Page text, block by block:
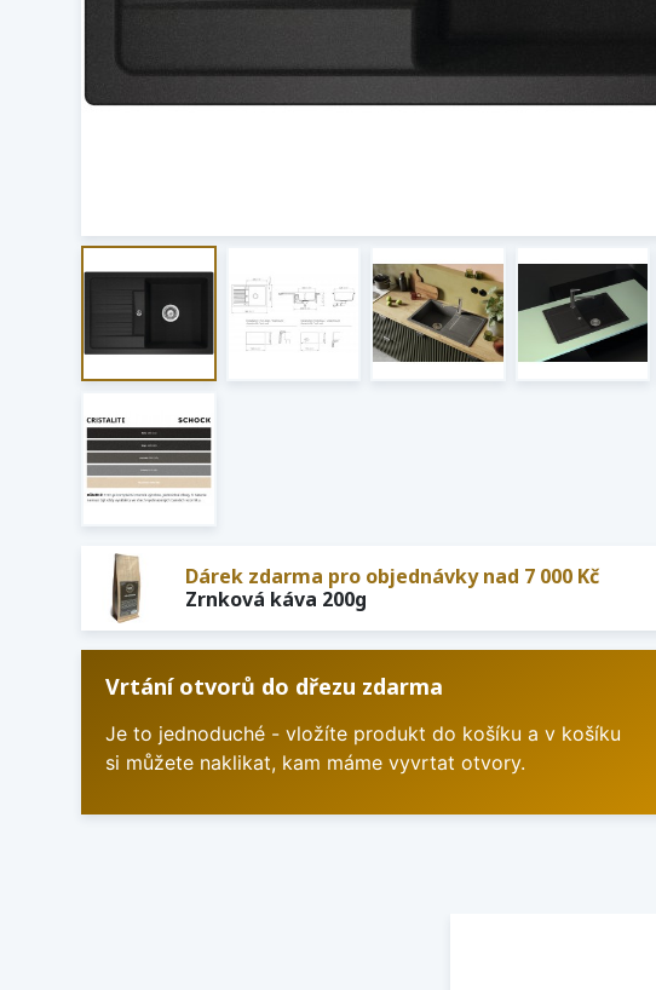
Dárek zdarma pro objednávky nad 7 000 Kč
Zrnková káva 200g
Vrtání otvorů do dřezu zdarma
Je to jednoduché - vložíte produkt do košíku a v košíku
si můžete naklikat, kam máme vyvrtat otvory.